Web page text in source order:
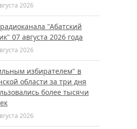
2026
"Абатский
07 августа 2026 года
2026
избирателем" в
области за три дня
более тысячи
2026